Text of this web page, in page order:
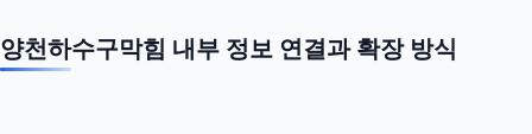
양천하수구막힘 내부 정보 연결과 확장 방식